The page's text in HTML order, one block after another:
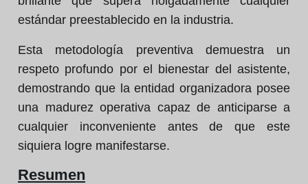
estándar preestablecido en la industria.
Esta metodología preventiva demuestra un
respeto profundo por el bienestar del asistente,
demostrando que la entidad organizadora posee
una madurez operativa capaz de anticiparse a
cualquier inconveniente antes de que este
siquiera logre manifestarse.
Resumen